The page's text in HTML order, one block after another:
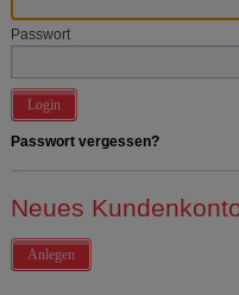
Passwort
Login
Passwort vergessen?
Neues
Anlegen